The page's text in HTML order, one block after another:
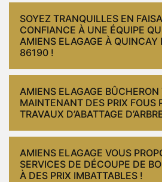
SOYEZ TRANQUILLES EN
CONFIANCE À UNE ÉQUIPE
AMIENS ELAGAGE À QUINCAY
86190 !
AMIENS ELAGAGE BÛCHERON
MAINTENANT DES PRIX FOUS
TRAVAUX D’ABATTAGE
AMIENS ELAGAGE VOUS
SERVICES DE DÉCOUPE DE
À DES PRIX IMBATTABLES !